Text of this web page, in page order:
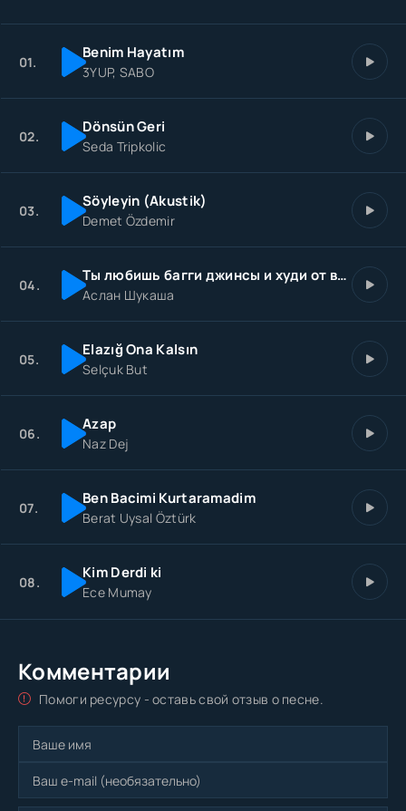
01. Benim Hayatım
3YUP, SABO
02. Dönsün Geri
Seda Tripkolic
03. Söyleyin (Akustik)
Demet Özdemir
04. Ты любишь багги джинсы и худи от ветмо
Аслан Шукаша
05. Elazığ Ona Kalsın
Selçuk But
06. Azap
Naz Dej
07. Ben Bacimi Kurtaramadim
Berat Uysal Öztürk
08. Kim Derdi ki
Ece Mumay
Комментарии
Помоги ресурсу - оставь свой отзыв о песне.